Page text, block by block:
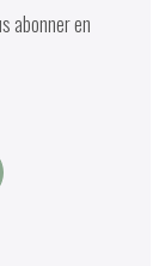
abonner en